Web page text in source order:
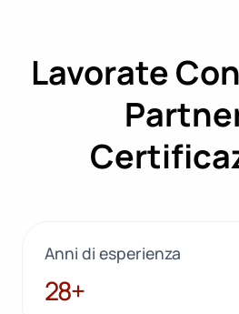
Lavorate
Anni di esperienza
28+
28+